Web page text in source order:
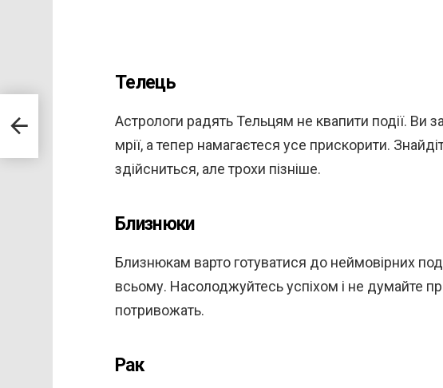
Телець
Астрологи радять Тельцям не квапити події. Ви
мрії, а тепер намагаєтеся усе прискорити.
здійсниться, але трохи пізніше.
Близнюки
Близнюкам варто готуватися до неймовірних
всьому. Насолоджуйтесь успіхом і не думайте
потривожать.
Рак